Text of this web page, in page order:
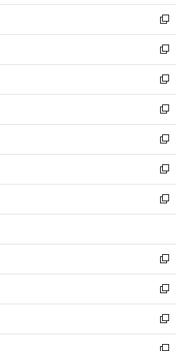
開
く
ン
ド
ウ
で
開
く
ウ
ィ
ン
ド
ウ
で
開
く
し
い
ウ
ィ
ン
ド
ウ
で
開
く
新
し
い
ウ
ィ
ン
ド
ウ
で
開
く
新
し
い
ウ
ィ
ン
ド
ウ
で
開
く
新
し
い
ウ
ィ
ン
ド
ウ
で
開
新
し
い
ウ
ィ
ン
ド
ウ
開
く
新
し
い
ウ
ィ
ン
ウ
で
開
く
新
し
い
ウ
ン
ド
ウ
で
開
く
新
し
ウ
ィ
ン
ド
ウ
で
開
く
新
し
い
ウ
ィ
ン
新
し
い
ウ
新
し